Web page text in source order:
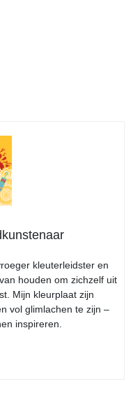
kleuterleidster en
houden om zichzelf uit
Mijn kleurplaat zijn
vol glimlachen te zijn –
inspireren.